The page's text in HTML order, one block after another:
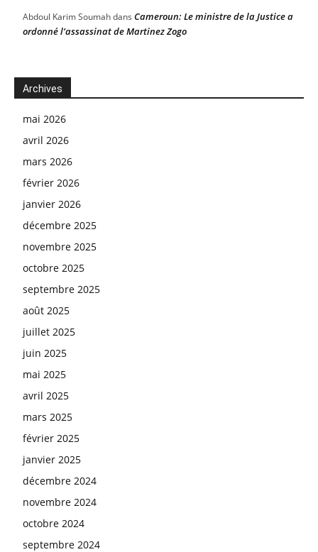
Abdoul Karim Soumahdans Cameroun: Le ministre de la Justice a
ordonné l’assassinat de Martinez Zogo
Archives
mai 2026
avril 2026
mars 2026
février 2026
janvier 2026
décembre 2025
novembre 2025
octobre 2025
septembre 2025
août 2025
juillet 2025
juin 2025
mai 2025
avril 2025
mars 2025
février 2025
janvier 2025
décembre 2024
novembre 2024
octobre 2024
septembre 2024